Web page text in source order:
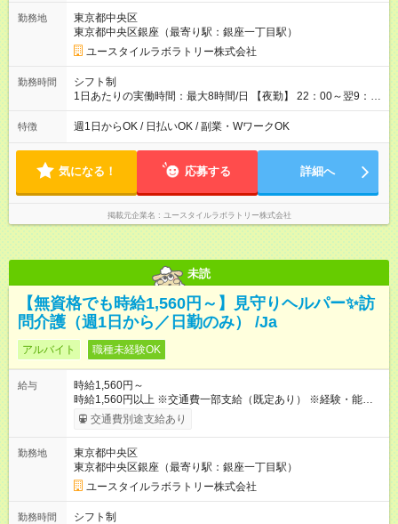
月 ※ 雇用形態と給与に、本採用時と異なる部分があります。 雇
用形態：本採用時と同じです。 給与：時給 1,660円以上
勤務地
東京都中央区
東京都中央区銀座（最寄り駅：銀座一丁目駅）
ユースタイルラボラトリー株式会社
勤務時間
シフト制
1日あたりの実働時間：最大8時間/日 【夜勤】 22：00～翌9：
00 ※週1日～OK ／ 夜勤専従 ＊＊ 勤務時間例 ＊＊ ■22時か
ら翌7時 ■23時から翌8時 ■24時から翌9時 など ※上記の時間
ます。 ※曜日固定（毎週同じ曜日での勤務となります）
特徴 週1日からOK / 日払いOK / 副業・WワークOK
気になる！ 応募する 詳細へ
掲載元企業名 ユースタイルラボラトリー株式会社
未読
【無資格でも時給1,560円～】見守りヘルパー✨訪
問介護（週1日から／日勤のみ） /Ja
アルバイト 職種未経験OK
給与
時給1,560円～
時給1,560円以上 ※交通費一部支給（既定あり） ※経験・能力を
考慮して決定します 【収入例】 週1回勤務の場合：1,560円×8時
間×4回=4万9,920円 週3回勤務の場合：1,560円×8時間×12回
9,600円 【試用期間】試用期間あり 試用期間の長さ：2ヶ月
※ 雇用形態と給与に、本採用時と異なる部分があります。 雇用
形態：本採用時と同じです。 給与：時給 1,230円以上
交通費別途支給あり
勤務地
東京都中央区
東京都中央区銀座（最寄り駅：銀座一丁目駅）
ユースタイルラボラトリー株式会社
勤務時間
シフト制